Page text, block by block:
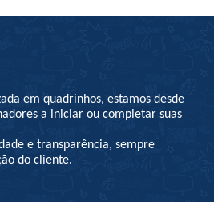
em quadrinhos, estamos desde
a iniciar ou completar suas
e transparência, sempre
do cliente.